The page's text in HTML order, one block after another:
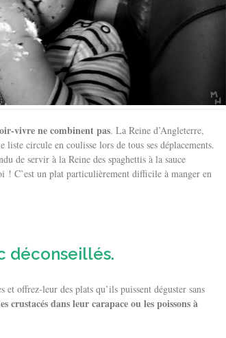
vivre ne combinent pas. La Reine d’Angleterre,
liste circule en coulisse lors de tous ses déplacements.
de servir à la Reine des spaghettis à la sauce
! C’est un plat particulièrement difficile à manger en
déconseillés.
offrez-leur des plats qu’ils puissent déguster sans
crustacés dans leur carapace ou les poissons à